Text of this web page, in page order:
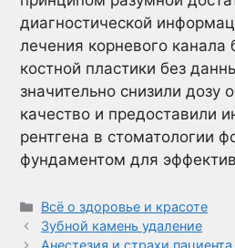
диагностической
лечения корневого
костной пластики без
значительно снизили дозу
качество и предоставили
рентгена в стоматологии
фундаментом для
Рубрики
Всё о здоровье и красоте
Зубной камень удаление